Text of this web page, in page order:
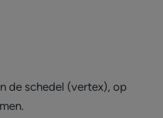
de schedel (vertex), op